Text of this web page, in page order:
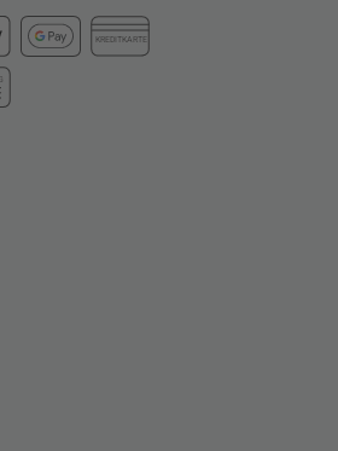
KREDITKARTE